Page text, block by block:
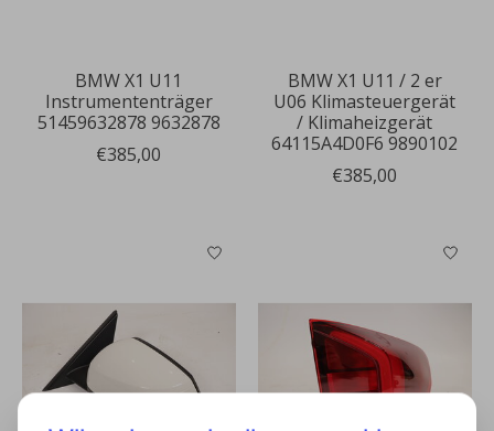
BMW X1 U11
Instrumententräger
51459632878 9632878
€385,00
BMW X1 U11 / 2 er
U06 Klimasteuergerät
/ Klimaheizgerät
64115A4D0F6 9890102
€385,00